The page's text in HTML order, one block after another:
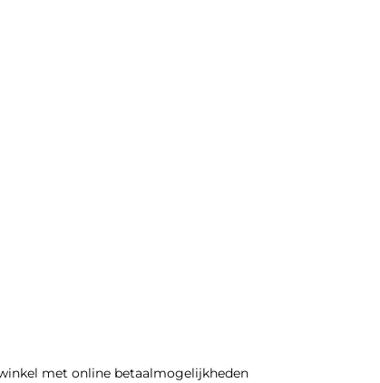
met online betaalmogelijkheden